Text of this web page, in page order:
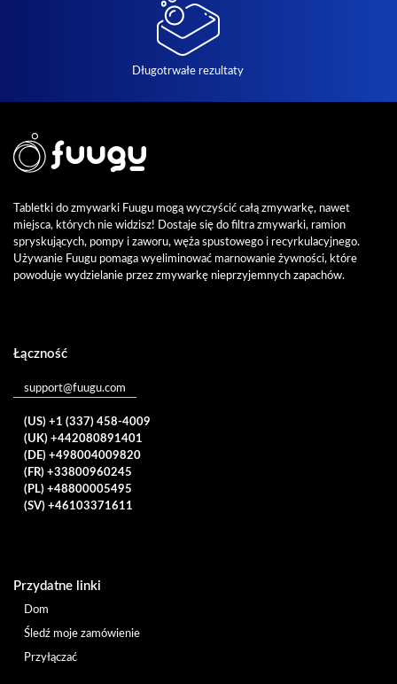
Długotrwałe rezultaty
Tabletki do zmywarki Fuugu mogą wyczyścić całą zmywarkę, nawet
miejsca, których nie widzisz! Dostaje się do filtra zmywarki, ramion
spryskujących, pompy i zaworu, węża spustowego i recyrkulacyjnego.
Używanie Fuugu pomaga wyeliminować marnowanie żywności, które
powoduje wydzielanie przez zmywarkę nieprzyjemnych zapachów.
Łączność
support@fuugu.com
(US) +1 (337) 458-4009
(UK) +442080891401
(DE) +498004009820
(FR) +33800960245
(PL) +48800005495
(SV) +46103371611
Przydatne linki
Dom
Śledź moje zamówienie
Przyłączać